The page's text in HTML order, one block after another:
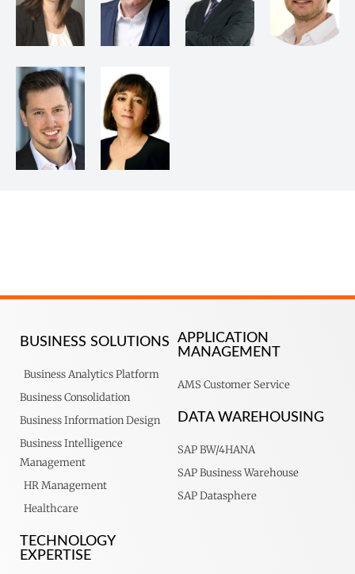
BUSINESS SOLUTIONS
Business Analytics Platform
Business Consolidation
Business Information Design
Business Intelligence
Management
HR Management
Healthcare
TECHNOLOGY
EXPERTISE
APPLICATION
MANAGEMENT
AMS Customer Service
DATA WAREHOUSING
SAP BW/4HANA
SAP Business Warehouse
SAP Datasphere